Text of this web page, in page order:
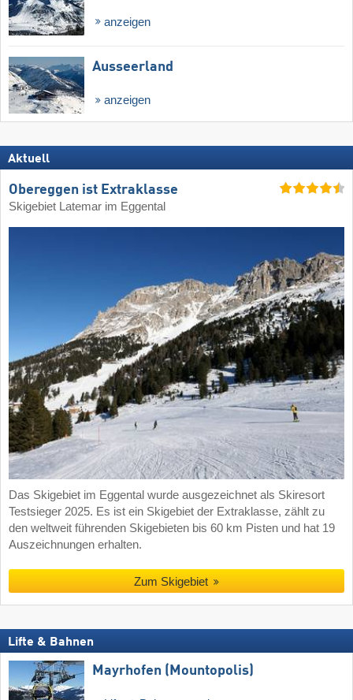
anzeigen
Ausseerland
anzeigen
Aktuell
Obereggen ist Extraklasse
Skigebiet Latemar im Eggental
Das Skigebiet im Eggental wurde ausgezeichnet als Skiresort
Testsieger 2025. Es ist ein Skigebiet der Extraklasse, zählt zu
den weltweit führenden Skigebieten bis 60 km Pisten und hat 19
Auszeichnungen erhalten.
Zum Skigebiet
Lifte & Bahnen
Mayrhofen (Mountopolis)